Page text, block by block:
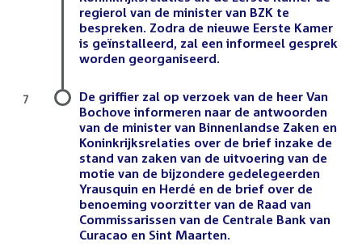
regierol van de minister van BZK te
bespreken. Zodra de nieuwe Eerste Kamer
is geïnstalleerd, zal een informeel gesprek
worden georganiseerd.
De griffier zal op verzoek van de heer Van
Bochove informeren naar de antwoorden
van de minister van Binnenlandse Zaken en
Koninkrijksrelaties over de brief inzake de
stand van zaken van de uitvoering van de
motie van de bijzondere gedelegeerden
Yrausquin en Herdé en de brief over de
benoeming voorzitter van de Raad van
Commissarissen van de Centrale Bank van
Curacao en Sint Maarten.
7